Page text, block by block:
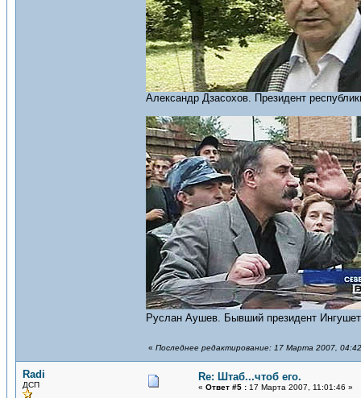
Александр Дзасохов. Президент
Руслан Аушев. Бывший президент
« Последнее редактирование: 17 Марта 2007,
Radi
ДСП
Re: Штаб...чтоб его.
« Ответ #5 : 17 Марта 2007, 11:01:46 »